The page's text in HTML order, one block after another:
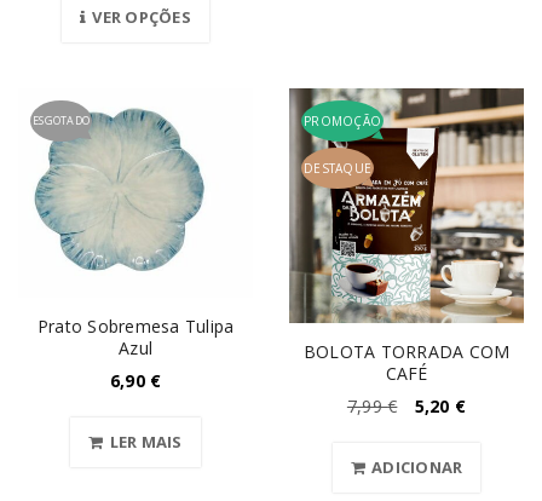
VER OPÇÕES
ESGOTADO
Prato Sobremesa Tulipa
Azul
6,90 €
LER MAIS
PROMOÇÃO
DESTAQUE
BOLOTA TORRADA COM
CAFÉ
7,99€ 5,20 €
ADICIONAR